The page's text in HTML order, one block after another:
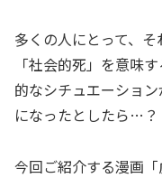
多くの人にとって、
「社会的死」を意味
的なシチュエーショ
になったとしたら…？
今回ご紹介する漫画